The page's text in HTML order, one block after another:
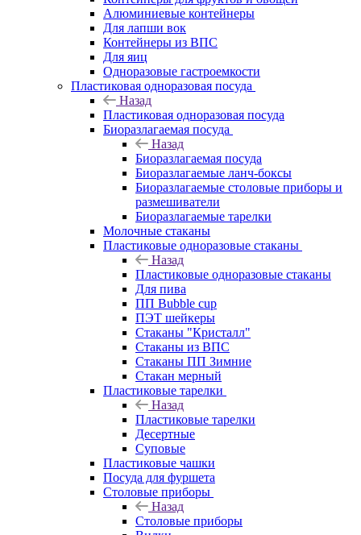
Алюминиевые контейнеры
Для лапши вок
Контейнеры из ВПС
Для яиц
Одноразовые гастроемкости
Пластиковая одноразовая посуда
Назад
Пластиковая одноразовая посуда
Биоразлагаемая посуда
Назад
Биоразлагаемая посуда
Биоразлагаемые ланч-боксы
Биоразлагаемые столовые приборы и
размешиватели
Биоразлагаемые тарелки
Молочные стаканы
Пластиковые одноразовые стаканы
Назад
Пластиковые одноразовые стаканы
Для пива
ПП Bubble cup
ПЭТ шейкеры
Стаканы "Кристалл"
Стаканы из ВПС
Стаканы ПП Зимние
Стакан мерный
Пластиковые тарелки
Назад
Пластиковые тарелки
Десертные
Суповые
Пластиковые чашки
Посуда для фуршета
Столовые приборы
Назад
Столовые приборы